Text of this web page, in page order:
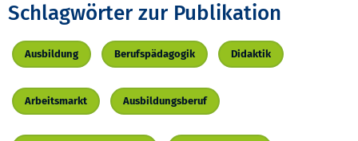
Schlagwörter zur Publikation
Ausbildung Berufspädagogik Didaktik
Arbeitsmarkt Ausbildungsberuf